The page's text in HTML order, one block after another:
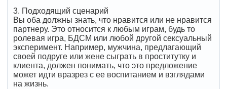
3. Подходящий сценарий
Вы оба должны знать, что нравится или не нравится
партнеру. Это относится к любым играм, будь то
ролевая игра, БДСМ или любой другой сексуальный
эксперимент. Например, мужчина, предлагающий
своей подруге или жене сыграть в проститутку и
клиента, должен понимать, что это предложение
может идти вразрез с ее воспитанием и взглядами
на жизнь.